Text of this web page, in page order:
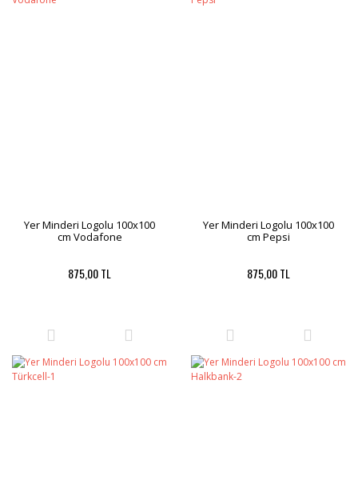
Yer Minderi Logolu 100x100
cm Vodafone
875,00 TL
Yer Minderi Logolu 100x100
cm Pepsi
875,00 TL